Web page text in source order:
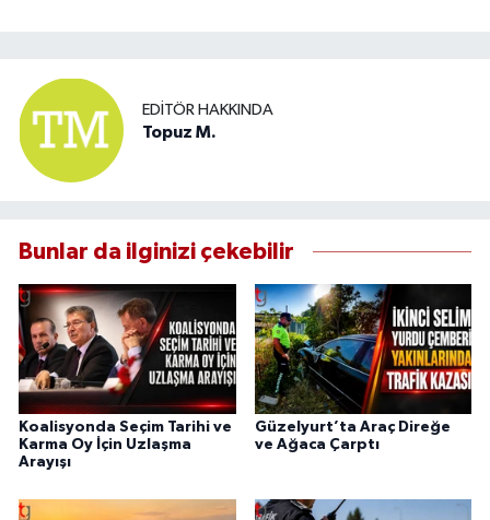
EDITÖR HAKKINDA
Topuz M.
Bunlar da ilginizi çekebilir
Koalisyonda Seçim Tarihi ve
Karma Oy İçin Uzlaşma
Arayışı
Güzelyurt’ta Araç Direğe
ve Ağaca Çarptı